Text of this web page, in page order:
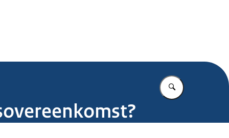
Vul in wat u